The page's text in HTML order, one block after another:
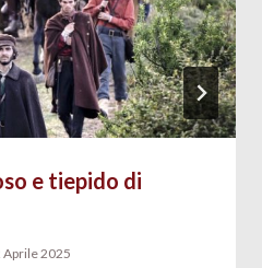
e tiepido di
Aprile 2025